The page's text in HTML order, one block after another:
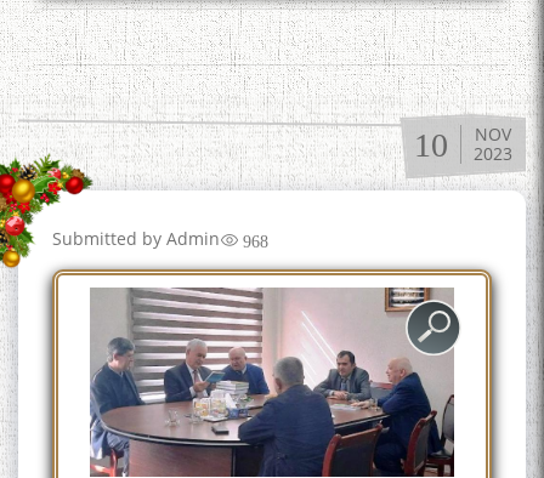
10
NOV
2023
Submitted by Admin 968
به عبارت دیگر: گفتگو با مومن
قناعت Mumin Qanoat
Сухбати навқаламон бо
Муъмин Қаноат\Meeting of
young talents with Mumyin
Kanoat